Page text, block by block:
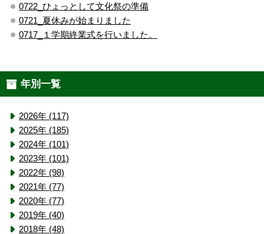
0722_ひょっとして文化祭の準備
0721_夏休みが始まりました
0717_１学期終業式を行いました。
年別一覧
2026年 (117)
2025年 (185)
2024年 (101)
2023年 (101)
2022年 (98)
2021年 (77)
2020年 (77)
2019年 (40)
2018年 (48)